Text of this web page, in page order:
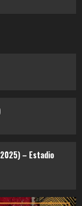
– Estadio